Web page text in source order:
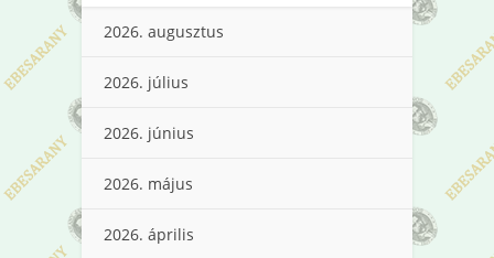
2026. augusztus
2026. július
2026. június
2026. május
2026. április